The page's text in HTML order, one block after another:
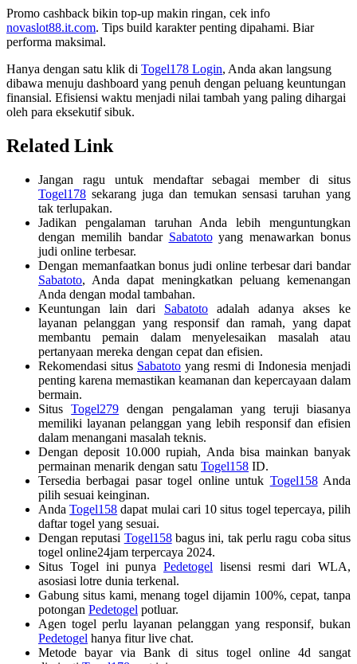
Promo cashback bikin top-up makin ringan, cek info
novaslot88.it.com. Tips build karakter penting dipahami. Biar
performa maksimal.
Hanya dengan satu klik di Togel178 Login, Anda akan langsung
dibawa menuju dashboard yang penuh dengan peluang keuntungan
finansial. Efisiensi waktu menjadi nilai tambah yang paling dihargai
oleh para eksekutif sibuk.
Related Link
Jangan ragu untuk mendaftar sebagai member di situs
Togel178 sekarang juga dan temukan sensasi taruhan yang
tak terlupakan.
Jadikan pengalaman taruhan Anda lebih menguntungkan
dengan memilih bandar Sabatotoyang menawarkan bonus
judi online terbesar.
Dengan memanfaatkan bonus judi online terbesar dari bandar
Sabatoto, Anda dapat meningkatkan peluang kemenangan
Anda dengan modal tambahan.
Keuntungan lain dari Sabatoto adalah adanya akses ke
layanan pelanggan yang responsif dan ramah, yang dapat
membantu pemain dalam menyelesaikan masalah atau
pertanyaan mereka dengan cepat dan efisien.
Rekomendasi situs Sabatoto yang resmi di Indonesia menjadi
penting karena memastikan keamanan dan kepercayaan dalam
bermain.
SitusTogel279 dengan pengalaman yang teruji biasanya
memiliki layanan pelanggan yang lebih responsif dan efisien
dalam menangani masalah teknis.
Dengan deposit 10.000 rupiah, Anda bisa mainkan banyak
permainan menarik dengan satu Togel158 ID.
Tersedia berbagai pasar togel online untuk Togel158Anda
pilih sesuai keinginan.
AndaTogel158 dapat mulai cari 10 situs togel tepercaya, pilih
daftar togel yang sesuai.
Dengan reputasi Togel158bagus ini, tak perlu ragu coba situs
togel online24jam terpercaya 2024.
Situs Togel ini punya Pedetogel lisensi resmi dari WLA,
asosiasi lotre dunia terkenal.
Gabung situs kami, menang togel dijamin 100%, cepat, tanpa
potongan Pedetogel potluar.
Agen togel perlu layanan pelanggan yang responsif, bukan
Pedetogel hanya fitur live chat.
Metode bayar via Bank di situs togel online 4d sangat